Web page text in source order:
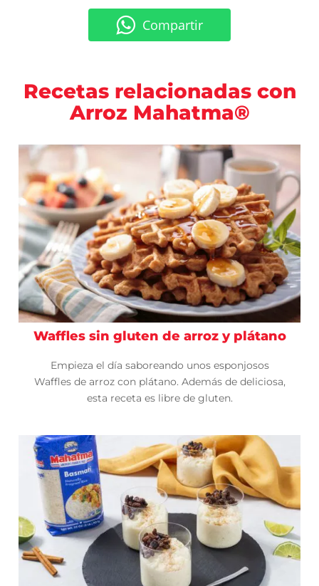
Compartir
Recetas relacionadas con
Arroz Mahatma®
Waffles sin gluten de arroz y plátano
Empieza el día saboreando unos esponjosos
Waffles de arroz con plátano. Además de deliciosa,
esta receta es libre de gluten.